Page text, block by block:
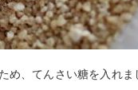
め、てんさい糖を入れま